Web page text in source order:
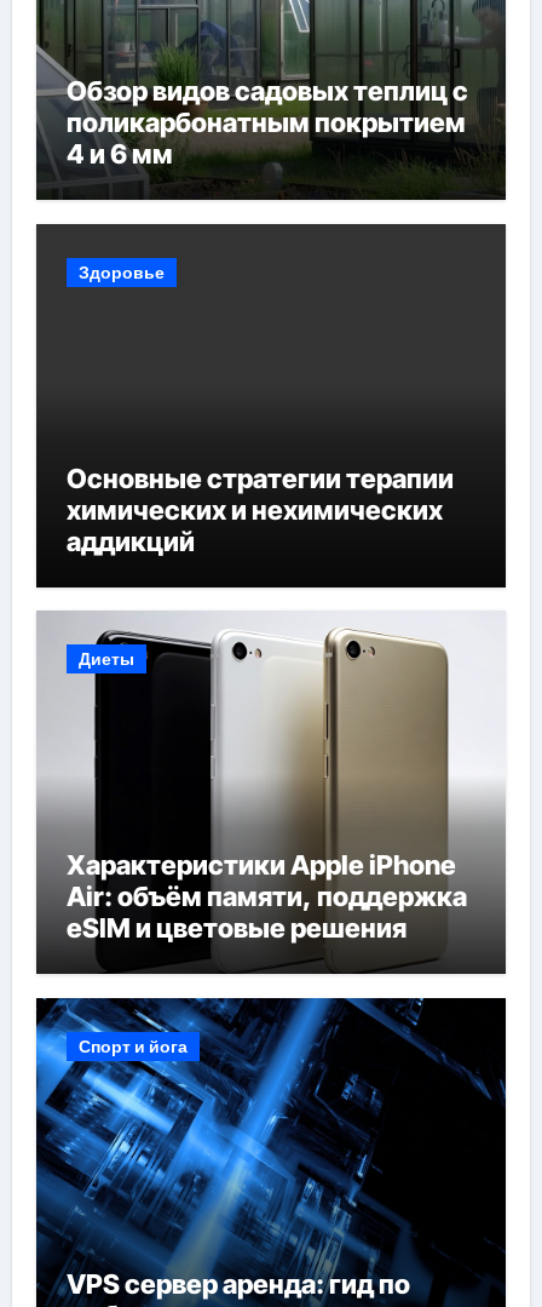
Обзор видов садовых теплиц с
поликарбонатным покрытием
4 и 6 мм
Здоровье
Основные стратегии терапии
химических и нехимических
аддикций
Диеты
Характеристики Apple iPhone
Air: объём памяти, поддержка
eSIM и цветовые решения
Спорт и йога
VPS сервер аренда: гид по